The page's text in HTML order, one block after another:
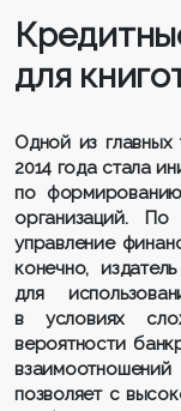
для
Одной из
2014 года стала
по формированию
организаций.
управление
конечно,
для
в условиях
вероятности
позволяет с